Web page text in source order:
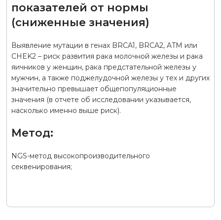
показателей от нормы
(сниженные значения)
Выявление мутации в генах BRCA1, BRCA2, ATM или
CHEK2 – риск развития рака молочной железы и рака
яичников у женщин, рака предстательной железы у
мужчин, а также поджелудочной железы у тех и других
значительно превышает общепопуляционные
значения (в отчете об исследовании указывается,
насколько именно выше риск).
Метод:
NGS-метод высокопроизводительного
секвенирования;